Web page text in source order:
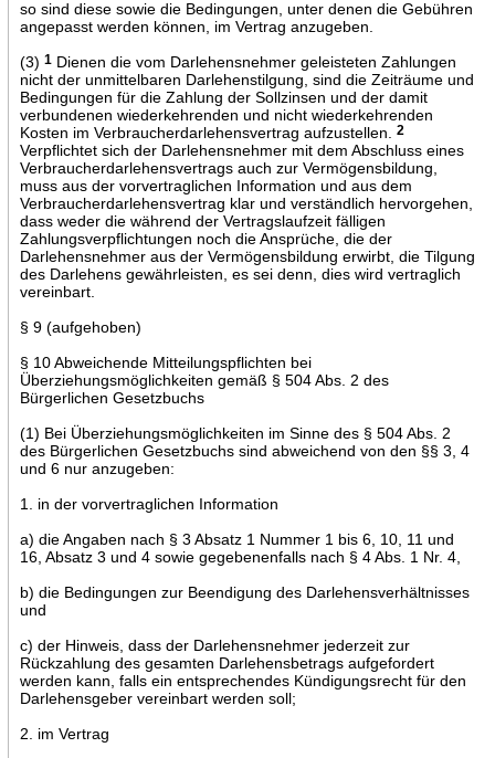
so sind diese sowie die Bedingungen, unter denen die Gebühren
angepasst werden können, im Vertrag anzugeben.
(3) 1Dienen die vom Darlehensnehmer geleisteten Zahlungen
nicht der unmittelbaren Darlehenstilgung, sind die Zeiträume und
Bedingungen für die Zahlung der Sollzinsen und der damit
verbundenen wiederkehrenden und nicht wiederkehrenden
Kosten im Verbraucherdarlehensvertrag aufzustellen.
2
Verpflichtet sich der Darlehensnehmer mit dem Abschluss eines
Verbraucherdarlehensvertrags auch zur Vermögensbildung,
muss aus der vorvertraglichen Information und aus dem
Verbraucherdarlehensvertrag klar und verständlich hervorgehen,
dass weder die während der Vertragslaufzeit fälligen
Zahlungsverpflichtungen noch die Ansprüche, die der
Darlehensnehmer aus der Vermögensbildung erwirbt, die Tilgung
des Darlehens gewährleisten, es sei denn, dies wird vertraglich
vereinbart.
§ 9 (aufgehoben)
§ 10 Abweichende Mitteilungspflichten bei
Überziehungsmöglichkeiten gemäß § 504 Abs. 2 des
Bürgerlichen Gesetzbuchs
(1) Bei Überziehungsmöglichkeiten im Sinne des § 504 Abs. 2
des Bürgerlichen Gesetzbuchs sind abweichend von den §§ 3, 4
und 6 nur anzugeben:
1. in der vorvertraglichen Information
a) die Angaben nach § 3 Absatz 1 Nummer 1 bis 6, 10, 11 und
16, Absatz 3 und 4 sowie gegebenenfalls nach § 4 Abs. 1 Nr. 4,
b) die Bedingungen zur Beendigung des Darlehensverhältnisses
und
c) der Hinweis, dass der Darlehensnehmer jederzeit zur
Rückzahlung des gesamten Darlehensbetrags aufgefordert
werden kann, falls ein entsprechendes Kündigungsrecht für den
Darlehensgeber vereinbart werden soll;
2. im Vertrag